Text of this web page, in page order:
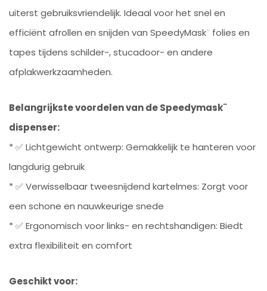
uiterst gebruiksvriendelijk. Ideaal voor het snel en
efficiënt afrollen en snijden van SpeedyMask¨ folies en
tapes tijdens schilder-, stucadoor- en andere
afplakwerkzaamheden.
Belangrijkste voordelen van de Speedymask¨
dispenser:
* ✅ Lichtgewicht ontwerp: Gemakkelijk te hanteren voor
langdurig gebruik
* ✅ Verwisselbaar tweesnijdend kartelmes: Zorgt voor
een schone en nauwkeurige snede
* ✅ Ergonomisch voor links- en rechtshandigen: Biedt
extra flexibiliteit en comfort
Geschikt voor: